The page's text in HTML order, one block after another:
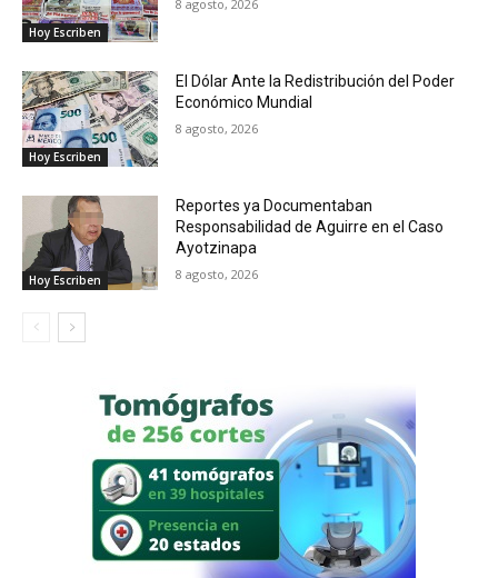
Hoy Escriben
8 agosto, 2026
Hoy Escriben
El Dólar Ante la Redistribución del Poder
Económico Mundial
8 agosto, 2026
Hoy Escriben
Reportes ya Documentaban
Responsabilidad de Aguirre en el Caso
Ayotzinapa
8 agosto, 2026